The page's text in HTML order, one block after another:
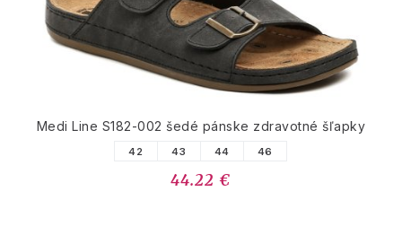
Medi Line S182-002 šedé pánske zdravotné šľapky
42 43 44 46
44.22 €